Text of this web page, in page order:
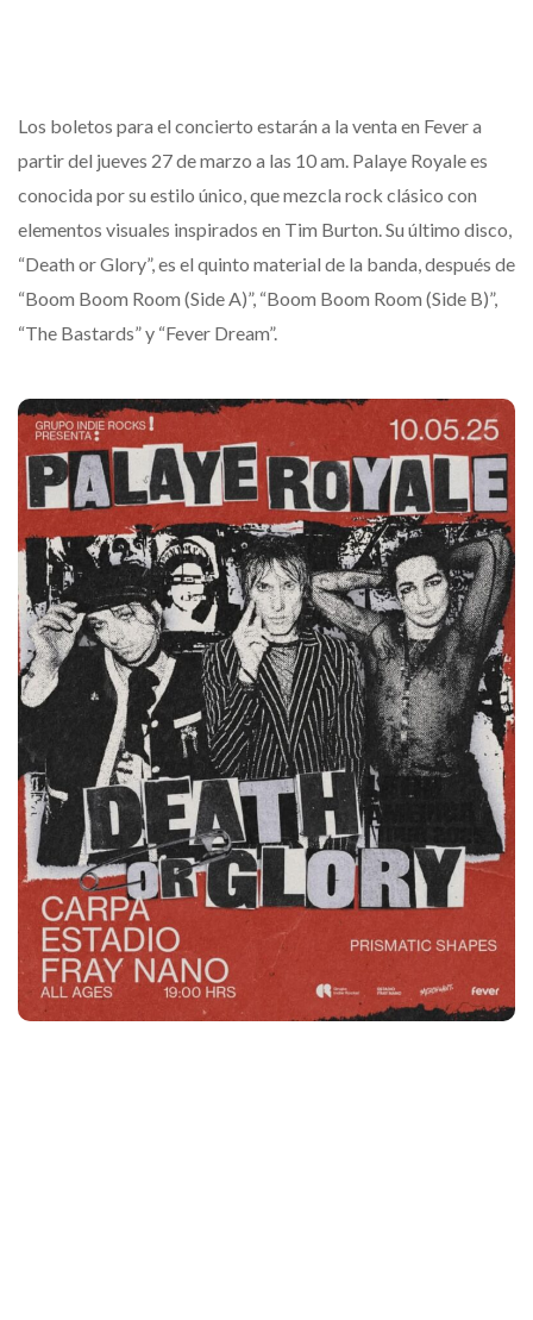
Los boletos para el concierto estarán a la venta en Fever a
partir del jueves 27 de marzo a las 10 am. Palaye Royale es
conocida por su estilo único, que mezcla rock clásico con
elementos visuales inspirados en Tim Burton. Su último disco,
“Death or Glory”, es el quinto material de la banda, después de
“Boom Boom Room (Side A)”, “Boom Boom Room (Side B)”,
“The Bastards” y “Fever Dream”.